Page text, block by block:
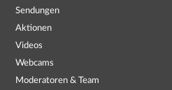
Sendungen
Aktionen
Videos
Webcams
Moderatoren & Team